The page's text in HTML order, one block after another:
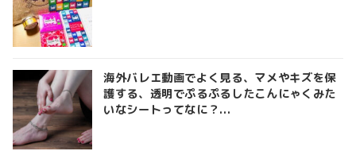
海外バレエ動画でよく見る、マメやキズを保
護する、透明でぷるぷるしたこんにゃくみた
いなシートってなに？...